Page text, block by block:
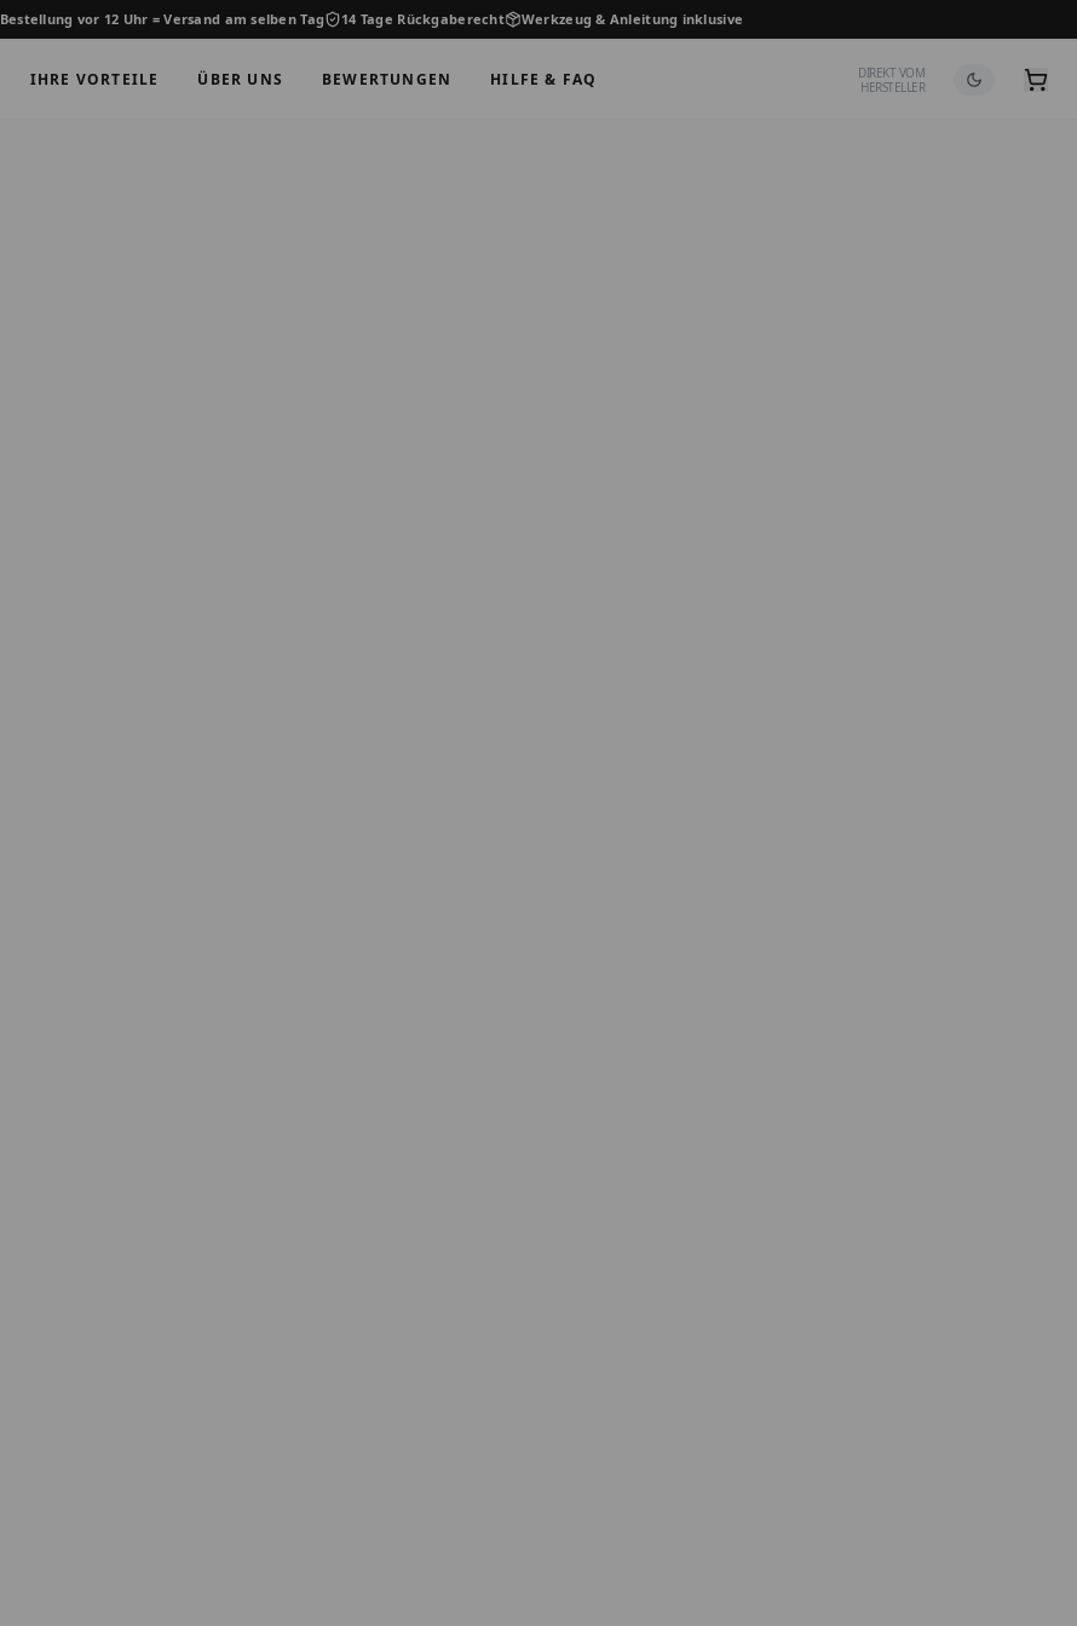
Bestellung vor 12 Uhr = Versand am selben Tag 14 Tage Rückgaberecht Werkzeug & Anleitung inklusive
IHRE VORTEILE ÜBER UNS BEWERTUNGEN HILFE & FAQ
DIREKT VOM
HERSTELLER